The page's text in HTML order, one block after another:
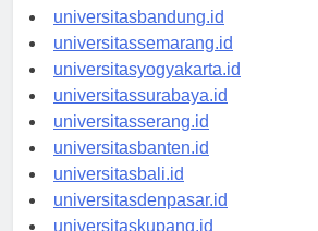
universitastanjungpinang.id
universitasbandung.id
universitassemarang.id
universitasyogyakarta.id
universitassurabaya.id
universitasserang.id
universitasbanten.id
universitasbali.id
universitasdenpasar.id